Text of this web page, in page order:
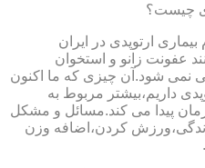
چیست؟
ارتوپدی در ایران
عفونت زانو و استخوان
نمی شود.آن چیزی که ما اکنون
داریم،بیشتر مربوط به
پیدا می کند.مسائل و مشکل
کردن،اضافه وزن